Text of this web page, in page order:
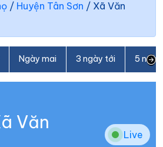
/ Huyện Tân Sơn / Xã Văn
Ngày mai 3 ngày tới 5
Văn
Live